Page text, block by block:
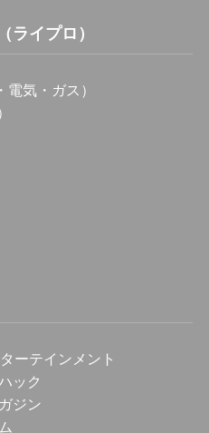
イプロ）
気・ガス）
ーテインメント
ック
ジン